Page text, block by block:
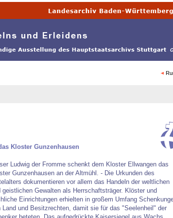
Kloster Gunzenhausen
Ludwig der Fromme schenkt dem Kloster Ellwangen das
Gunzenhausen an der Altmühl. - Die Urkunden des
dokumentieren vor allem das Handeln der weltlichen
geistlichen Gewalten als Herrschaftsträger. Klöster und
Einrichtungen erhielten in großem Umfang
Land und Besitzrechten, damit sie für das "Seelenheil" der